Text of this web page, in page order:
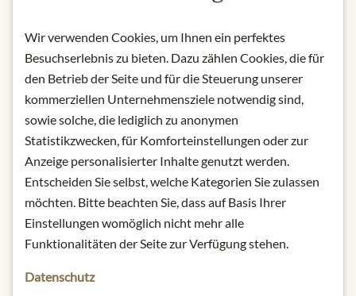
GmbH, Graben 19, 1010 Wien,
Österreich
* Wir bitten um Verständnis, dass das
abweichen kann.
ZUTATEN & ALLERGENE
Zucker, Glukosesirup, Haselnüsse (6,7
%), Soja-Vollmehl, Kakaomasse,
Kakaopulver, Kokosfett, Aromen,
Wir verwenden Cookies, um Ihnen ein perfektes
Besuchserlebnis zu bieten. Dazu zählen Cookies, die für
den Betrieb der Seite und für die Steuerung unserer
kommerziellen Unternehmensziele notwendig sind,
sowie solche, die lediglich zu anonymen
Statistikzwecken, für Komforteinstellungen oder zur
Anzeige personalisierter Inhalte genutzt werden.
Entscheiden Sie selbst, welche Kategorien Sie zulassen
möchten. Bitte beachten Sie, dass auf Basis Ihrer
Einstellungen womöglich nicht mehr alle
Funktionalitäten der Seite zur Verfügung stehen.
Datenschutz